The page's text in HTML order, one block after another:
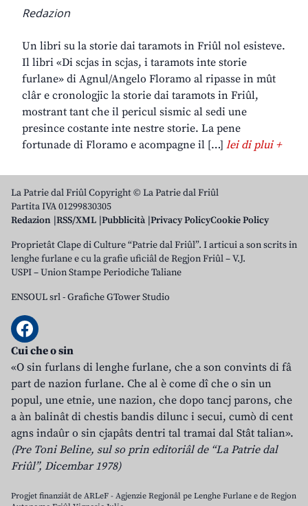
Redazion
Un libri su la storie dai taramots in Friûl nol esisteve.
Il libri «Di scjas in scjas, i taramots inte storie
furlane» di Agnul/Angelo Floramo al ripasse in mût
clâr e cronologjic la storie dai taramots in Friûl,
mostrant tant che il pericul sismic al sedi une
presince costante inte nestre storie. La pene
fortunade di Floramo e acompagne il […] lei di plui +
La Patrie dal Friûl Copyright © La Patrie dal Friûl
Partita IVA 01299830305
Redazion RSS/XML Pubblicità Privacy PolicyCookie Policy
Proprietât Clape di Culture “Patrie dal Friûl”. I articui a son scrits in
lenghe furlane e cu la grafie uficiâl de Regjon Friûl – V.J.
USPI – Union Stampe Periodiche Taliane
ENSOUL srl-Grafiche GTower Studio
Cui che o sin
«O sin furlans di lenghe furlane, che a son convints di fâ
part de nazion furlane. Che al è come dî che o sin un
popul, une etnie, une nazion, che dopo tancj parons, che
a àn balinât di chestis bandis dilunc i secui, cumò di cent
agns indaûr o sin cjapâts dentri tal tramai dal Stât talian».
(Pre Toni Beline, sul so prin editoriâl de “La Patrie dal
Friûl”, Dicembar 1978)
Progjet finanziât de ARLeF - Agjenzie Regjonâl pe Lenghe Furlane e de Regjon